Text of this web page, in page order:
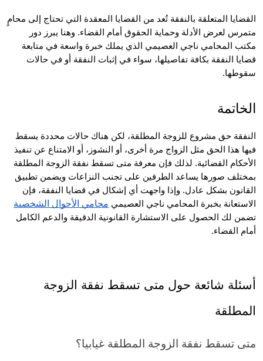
القضايا المتعلقة بالنفقة تُعد من القضايا المعقدة التي تحتاج إلى محامٍ
متمرس لعرض الأدلة وحماية الحقوق أمام القضاء. وهنا يبرز دور
مكتب المحامي ناجي العصيمي الذي يملك خبرة واسعة في متابعة
قضايا النفقة بكافة تفاصيلها، سواء في إثبات النفقة أو في حالات
النفقة حق مشروع للزوجة المطلقة، لكن هناك حالات محددة يسقط
الأحكام القضائية. لذلك فإن معرفة متى تسقط نفقة الزوجة المطلقة
بمختلف صورها يساعد الطرفين على تجنب النزاعات ويضمن تطبيق
القانون بشكل عادل. وإذا واجهت أي إشكال في قضايا النفقة، فإن
بخبرة المحامي ناجي العصيمي محامي الأحوال الشخصية
لك الحصول على الاستشارة القانونية الدقيقة والدعم الكامل
القضاء.
أسئلة شائعة حول متى تسقط نفقة الزوجة
تسقط نفقة الزوجة المطلقة غيابيا؟